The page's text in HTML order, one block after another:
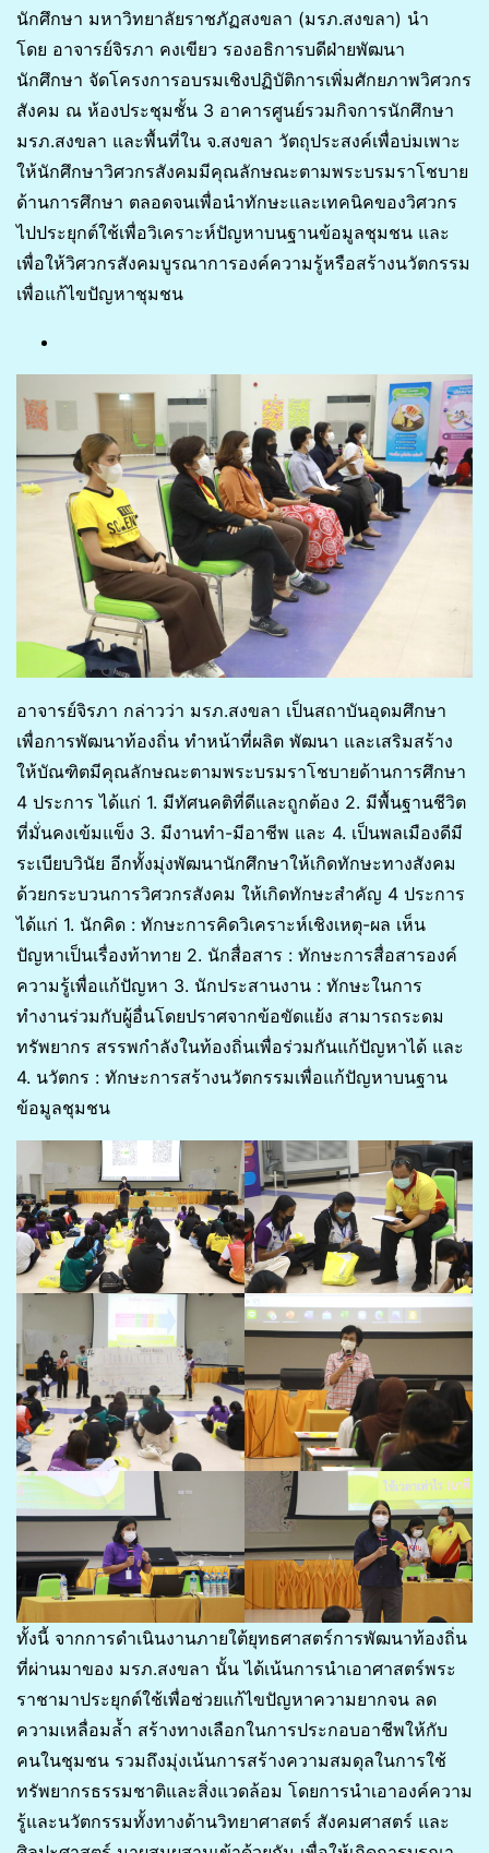
นักศึกษา มหาวิทยาลัยราชภัฏสงขลา (มรภ.สงขลา) นำ
โดย อาจารย์จิรภา คงเขียว รองอธิการบดีฝ่ายพัฒนา
นักศึกษา จัดโครงการอบรมเชิงปฏิบัติการเพิ่มศักยภาพวิศวกร
สังคม ณ ห้องประชุมชั้น 3 อาคารศูนย์รวมกิจการนักศึกษา
มรภ.สงขลา และพื้นที่ใน จ.สงขลา วัตถุประสงค์เพื่อบ่มเพาะ
ให้นักศึกษาวิศวกรสังคมมีคุณลักษณะตามพระบรมราโชบาย
ด้านการศึกษา ตลอดจนเพื่อนำทักษะและเทคนิคของวิศวกร
ไปประยุกต์ใช้เพื่อวิเคราะห์ปัญหาบนฐานข้อมูลชุมชน และ
เพื่อให้วิศวกรสังคมบูรณาการองค์ความรู้หรือสร้างนวัตกรรม
เพื่อแก้ไขปัญหาชุมชน
อาจารย์จิรภา กล่าวว่า มรภ.สงขลา เป็นสถาบันอุดมศึกษา
เพื่อการพัฒนาท้องถิ่น ทำหน้าที่ผลิต พัฒนา และเสริมสร้าง
ให้บัณฑิตมีคุณลักษณะตามพระบรมราโชบายด้านการศึกษา
4 ประการ ได้แก่ 1. มีทัศนคติที่ดีและถูกต้อง 2. มีพื้นฐานชีวิต
ที่มั่นคงเข้มแข็ง 3. มีงานทำ-มีอาชีพ และ 4. เป็นพลเมืองดีมี
ระเบียบวินัย อีกทั้งมุ่งพัฒนานักศึกษาให้เกิดทักษะทางสังคม
ด้วยกระบวนการวิศวกรสังคม ให้เกิดทักษะสำคัญ 4 ประการ
ได้แก่ 1. นักคิด : ทักษะการคิดวิเคราะห์เชิงเหตุ-ผล เห็น
ปัญหาเป็นเรื่องท้าทาย 2. นักสื่อสาร : ทักษะการสื่อสารองค์
ความรู้เพื่อแก้ปัญหา 3. นักประสานงาน : ทักษะในการ
ทำงานร่วมกับผู้อื่นโดยปราศจากข้อขัดแย้ง สามารถระดม
ทรัพยากร สรรพกำลังในท้องถิ่นเพื่อร่วมกันแก้ปัญหาได้ และ
4. นวัตกร : ทักษะการสร้างนวัตกรรมเพื่อแก้ปัญหาบนฐาน
ข้อมูลชุมชน
ทั้งนี้ จากการดำเนินงานภายใต้ยุทธศาสตร์การพัฒนาท้องถิ่น
ที่ผ่านมาของ มรภ.สงขลา นั้น ได้เน้นการนำเอาศาสตร์พระ
ราชามาประยุกต์ใช้เพื่อช่วยแก้ไขปัญหาความยากจน ลด
ความเหลื่อมล้ำ สร้างทางเลือกในการประกอบอาชีพให้กับ
คนในชุมชน รวมถึงมุ่งเน้นการสร้างความสมดุลในการใช้
ทรัพยากรธรรมชาติและสิ่งแวดล้อม โดยการนำเอาองค์ความ
รู้และนวัตกรรมทั้งทางด้านวิทยาศาสตร์ สังคมศาสตร์ และ